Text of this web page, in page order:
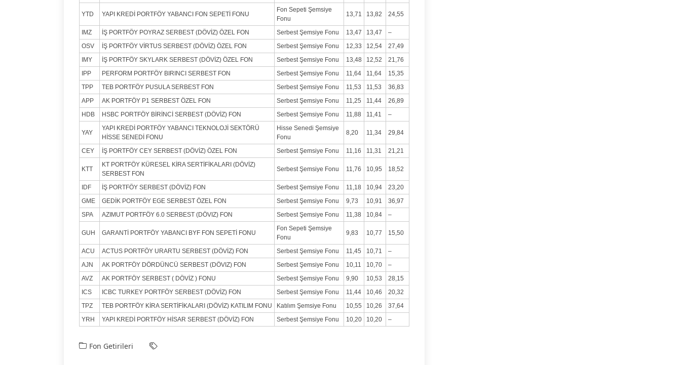
YTD YAPI KREDİ PORTFÖY YABANCI FON SEPETİ FONU
Fon Sepeti Şemsiye
Fonu
13,71 13,82 24,55
IMZ İŞ PORTFÖY POYRAZ SERBEST (DÖVİZ) ÖZEL FON Serbest Şemsiye Fonu 13,47 13,47
–
OSV
İŞ PORTFÖY VİRTUS SERBEST (DÖVİZ) ÖZEL FON Serbest Şemsiye Fonu 12,33 12,54
27,49
IMY
İŞ PORTFÖY SKYLARK SERBEST (DÖVİZ) ÖZEL FON Serbest Şemsiye Fonu 13,48 12,52
21,76
IPP
PERFORM PORTFÖY BIRINCI SERBEST FON Serbest Şemsiye Fonu 11,64 11,64
15,35
TPP
TEB PORTFÖY PUSULA SERBEST FON Serbest Şemsiye Fonu 11,53 11,53
36,83
APP
AK PORTFÖY P1 SERBEST ÖZEL FON Serbest Şemsiye Fonu 11,25 11,44
26,89
HDB
HSBC PORTFÖY BİRİNCİ SERBEST (DÖVİZ) FON Serbest Şemsiye Fonu 11,88 11,41 –
YAY
YAPI KREDİ PORTFÖY YABANCI TEKNOLOJİ SEKTÖRÜ
HİSSE SENEDİ FONU
Hisse Senedi Şemsiye
Fonu
8,20 11,34 29,84
CEY İŞ PORTFÖY CEY SERBEST (DÖVİZ) ÖZEL FON Serbest Şemsiye Fonu 11,16 11,31 21,21
KTT
KT PORTFÖY KÜRESEL KİRA SERTİFİKALARI (DÖVİZ)
SERBEST FON
Serbest Şemsiye Fonu 11,76 10,95 18,52
IDF İŞ PORTFÖY SERBEST (DÖVİZ) FON Serbest Şemsiye Fonu 11,18 10,94
23,20
GME
GEDİK PORTFÖY EGE SERBEST ÖZEL FON Serbest Şemsiye Fonu 9,73 10,91
36,97
SPA
AZIMUT PORTFÖY 6.0 SERBEST (DÖVIZ) FON Serbest Şemsiye Fonu 11,38 10,84 –
GUH GARANTİ PORTFÖY YABANCI BYF FON SEPETİ FONU
Fon Sepeti Şemsiye
Fonu
9,83 10,77 15,50
ACU ACTUS PORTFÖY URARTU SERBEST (DÖVİZ) FON Serbest Şemsiye Fonu 11,45 10,71
–
AJN
AK PORTFÖY DÖRDÜNCÜ SERBEST (DÖVIZ) FON Serbest Şemsiye Fonu 10,11 10,70
–
AVZ
AK PORTFÖY SERBEST ( DÖVİZ ) FONU Serbest Şemsiye Fonu 9,90 10,53
28,15
ICS
ICBC TURKEY PORTFÖY SERBEST (DÖVİZ) FON Serbest Şemsiye Fonu 11,44 10,46
20,32
TPZ
TEB PORTFÖY KİRA SERTİFİKALARI (DÖVİZ) KATILIM FONU Katılım Şemsiye Fonu 10,55 10,26
37,64
YRH
YAPI KREDİ PORTFÖY HİSAR SERBEST (DÖVİZ) FON Serbest Şemsiye Fonu 10,20 10,20 –
Fon Getirileri